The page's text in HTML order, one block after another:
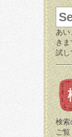
あい
き
試し
検索
ご覧